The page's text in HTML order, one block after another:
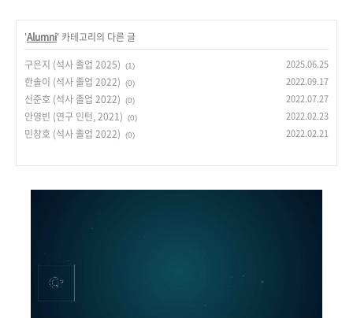
'Alumni' 카테고리의 다른 글
구은지 (석사 졸업 2025)
(1) 2025.06.25
한솔이 (석사 졸업 2022) (0) 2022.09.17
신준호 (석사 졸업 2022) (0) 2022.07.27
안영빈 (연구 인턴, 2021) (0) 2022.02.23
민창호 (석사 졸업 2022) (0) 2022.02.21